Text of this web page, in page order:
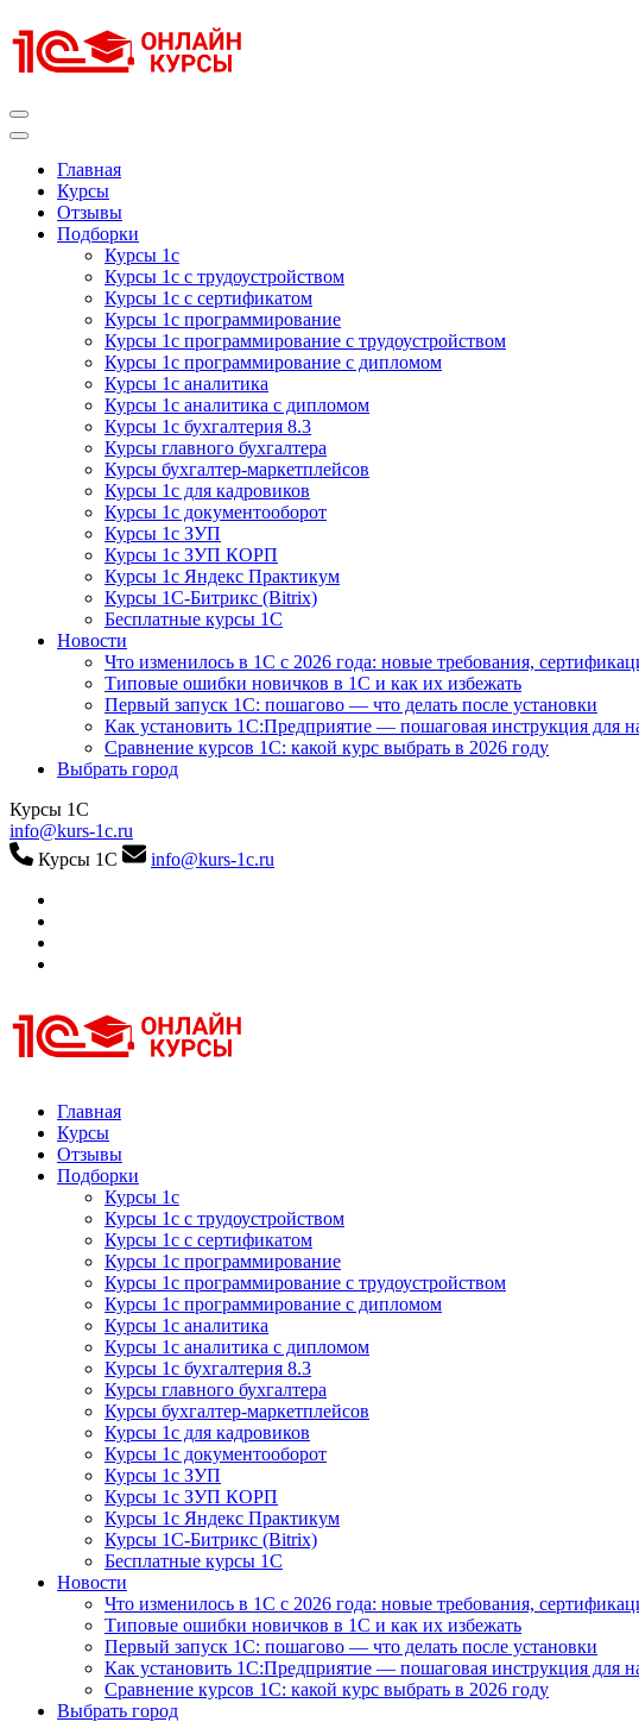
к
содержимому
Главная
Курсы
Отзывы
Подборки
Курсы 1с
Курсы 1с с трудоустройством
Курсы 1с с сертификатом
Курсы 1с программирование
Курсы 1с программирование с трудоустройством
Курсы 1с программирование с дипломом
Курсы 1с аналитика
Курсы 1с аналитика с дипломом
Курсы 1с бухгалтерия 8.3
Курсы главного бухгалтера
Курсы бухгалтер-маркетплейсов
Курсы 1с для кадровиков
Курсы 1с документооборот
Курсы 1с ЗУП
Курсы 1с ЗУП КОРП
Курсы 1с Яндекс Практикум
Курсы 1С-Битрикс (Bitrix)
Бесплатные курсы 1С
Новости
Что изменилось в 1С с 2026 года: новые требования,
Типовые ошибки новичков в 1С и как их избежать
Первый запуск 1С: пошагово — что делать после установки
Как установить 1С:Предприятие — пошаговая инструкция для
Сравнение курсов 1С: какой курс выбрать в 2026 году
Выбрать город
Курсы 1С
info@kurs-1c.ru
Курсы 1С
info@kurs-1c.ru
Курсы 1С
Курсы 1С официальная сертификация
Главная
Курсы
Отзывы
Подборки
Курсы 1с
Курсы 1с с трудоустройством
Курсы 1с с сертификатом
Курсы 1с программирование
Курсы 1с программирование с трудоустройством
Курсы 1с программирование с дипломом
Курсы 1с аналитика
Курсы 1с аналитика с дипломом
Курсы 1с бухгалтерия 8.3
Курсы главного бухгалтера
Курсы бухгалтер-маркетплейсов
Курсы 1с для кадровиков
Курсы 1с документооборот
Курсы 1с ЗУП
Курсы 1с ЗУП КОРП
Курсы 1с Яндекс Практикум
Курсы 1С-Битрикс (Bitrix)
Бесплатные курсы 1С
Новости
Что изменилось в 1С с 2026 года: новые требования,
Типовые ошибки новичков в 1С и как их избежать
Первый запуск 1С: пошагово — что делать после установки
Как установить 1С:Предприятие — пошаговая инструкция для
Сравнение курсов 1С: какой курс выбрать в 2026 году
Выбрать город